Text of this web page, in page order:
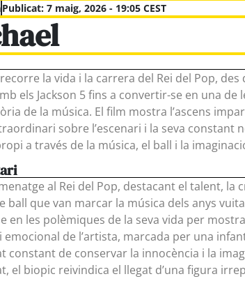
Publicat: 7 maig, 2026 - 19:05 CEST
recorre la vida i la carrera del Rei del Pop,
els Jackson 5 fins a convertir-se en una de
de la música. El film mostra l’ascens
sobre l’escenari i la seva constant
a través de la música, el ball i la
al Rei del Pop, destacant el talent, la
ball que van marcar la música dels anys
en les polèmiques de la seva vida per
emocional de l’artista, marcada per una
constant de conservar la innocència i la
el biopic reivindica el llegat d’una figura